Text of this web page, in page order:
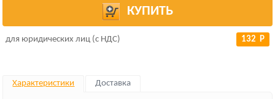
КУПИТЬ
для юридических лиц (с НДС) 132 Р
Характеристики Доставка